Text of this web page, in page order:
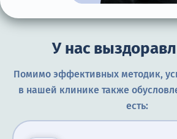
У нас
Помимо эффективных методик,
в нашей клинике также
есть: